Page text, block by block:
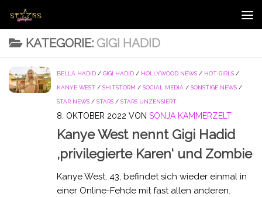
Zum Inhalt springen
KATEGORIE: GIGI HADID
BELLA HADID / GIGI HADID / HOLLYWOOD NEWS / HOT-GIRLS /
KANYE WEST / SHITSTORM / SOCIAL MEDIA / SONSTIGE NEWS /
STAR NEWS / STARS / STARS UNZENSIERT
8. OKTOBER 2022 VON SONJA KAMMERZELT
Kanye West nennt Gigi Hadid
‚privilegierte Karen‘ und Zombie
Kanye West, 43, befindet sich wieder einmal in
einer Online-Fehde mit fast allen anderen.